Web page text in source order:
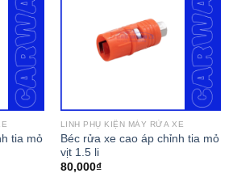
tia mỏ
LINH PHỤ KIỆN MÁY RỬA XE
Béc rửa xe cao áp chỉnh tia mỏ
vịt 1.5 li
80,000₫